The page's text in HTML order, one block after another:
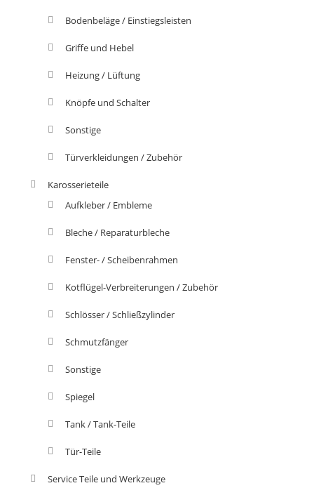
Bodenbeläge / Einstiegsleisten
Griffe und Hebel
Heizung / Lüftung
Knöpfe und Schalter
Sonstige
Türverkleidungen / Zubehör
Karosserieteile
Aufkleber / Embleme
Bleche / Reparaturbleche
Fenster- / Scheibenrahmen
Kotflügel-Verbreiterungen / Zubehör
Schlösser / Schließzylinder
Schmutzfänger
Sonstige
Spiegel
Tank / Tank-Teile
Tür-Teile
Service Teile und Werkzeuge